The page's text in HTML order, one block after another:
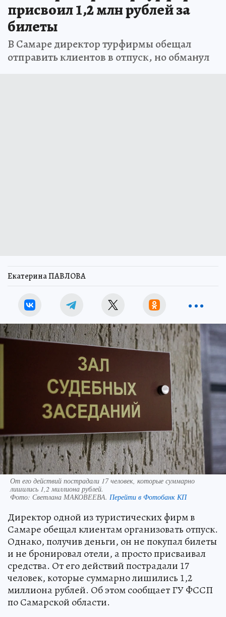
присвоил 1,2 млн рублей за
билеты
В Самаре директор турфирмы обещал
отправить клиентов в отпуск, но обманул
Екатерина ПАВЛОВА
От его действий пострадали 17 человек, которые суммарно
лишились 1,2 миллиона рублей.
Фото: Светлана МАКОВЕЕВА. Перейти в Фотобанк КП
Директор одной из туристических фирм в
Самаре обещал клиентам организовать отпуск.
Однако, получив деньги, он не покупал билеты
и не бронировал отели, а просто присваивал
средства. От его действий пострадали 17
человек, которые суммарно лишились 1,2
миллиона рублей. Об этом сообщает ГУ ФССП
по Самарской области.